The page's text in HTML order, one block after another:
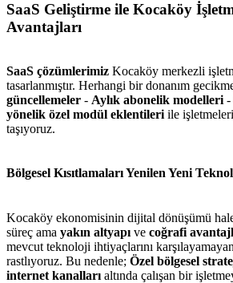
SaaS Geliştirme ile Kocaköy
Avantajları
SaaS çözümlerimiz Kocaköy merkezli
tasarlanmıştır. Herhangi bir donanım
güncellemeler - Aylık abonelik modelleri -
yönelik özel modül eklentileri ile
taşıyoruz.
Bölgesel Kısıtlamaları Yenilen Yeni
Kocaköy ekonomisinin dijital dönüşümü
süreç ama yakın altyapı ve coğrafi
mevcut teknoloji ihtiyaçlarını
rastlıyoruz. Bu nedenle; Özel bölgesel
internet kanalları altında çalışan bir